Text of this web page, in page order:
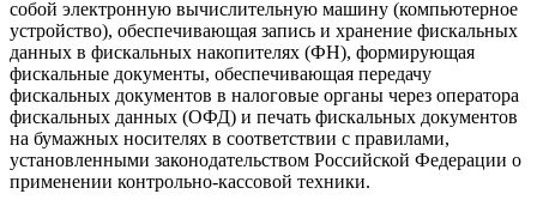
собой электронную вычислительную машину (компьютерное
устройство), обеспечивающая запись и хранение фискальных
данных в фискальных накопителях (ФН), формирующая
фискальные документы, обеспечивающая передачу
фискальных документов в налоговые органы через оператора
фискальных данных (ОФД) и печать фискальных документов
на бумажных носителях в соответствии с правилами,
установленными законодательством Российской Федерации о
применении контрольно-кассовой техники.